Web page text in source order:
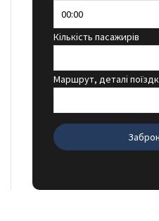
Кількість пасажирів
Маршрут, деталі